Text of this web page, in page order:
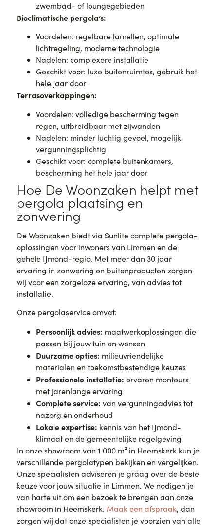
zwembad- of loungegebieden
Bioclimatische pergola’s:
Voordelen: regelbare lamellen, optimale
lichtregeling, moderne technologie
Nadelen: complexere installatie
Geschikt voor: luxe buitenruimtes, gebruik het
hele jaar door
Terrasoverkappingen:
Voordelen: volledige bescherming tegen
regen, uitbreidbaar met zijwanden
Nadelen: minder luchtig gevoel, mogelijk
vergunningsplichtig
Geschikt voor: complete buitenkamers,
bescherming het hele jaar door
Hoe De Woonzaken helpt met
pergola plaatsing en
zonwering
De Woonzaken biedt via Sunlite complete pergola-
oplossingen voor inwoners van Limmen en de
gehele IJmond-regio. Met meer dan 30 jaar
ervaring in zonwering en buitenproducten zorgen
wij voor een zorgeloze ervaring, van advies tot
installatie.
Onze pergolaservice omvat:
Persoonlijk advies: maatwerkoplossingen die
passen bij jouw tuin en wensen
Duurzame opties: milieuvriendelijke
materialen en toekomstbestendige keuzes
Professionele installatie: ervaren monteurs
met jarenlange ervaring
Complete service: van vergunningadvies tot
nazorg en onderhoud
Lokale expertise: kennis van het IJmond-
klimaat en de gemeentelijke regelgeving
In onze showroom van 1.000 m² in Heemskerk kun je
verschillende pergolatypen bekijken en vergelijken.
Onze specialisten adviseren je graag over de beste
keuze voor jouw situatie in Limmen. We nodigen je
van harte uit om een bezoek te brengen aan onze
showroom in Heemskerk. Maak een afspraak, dan
zorgen wij dat onze specialisten je voorzien van alle